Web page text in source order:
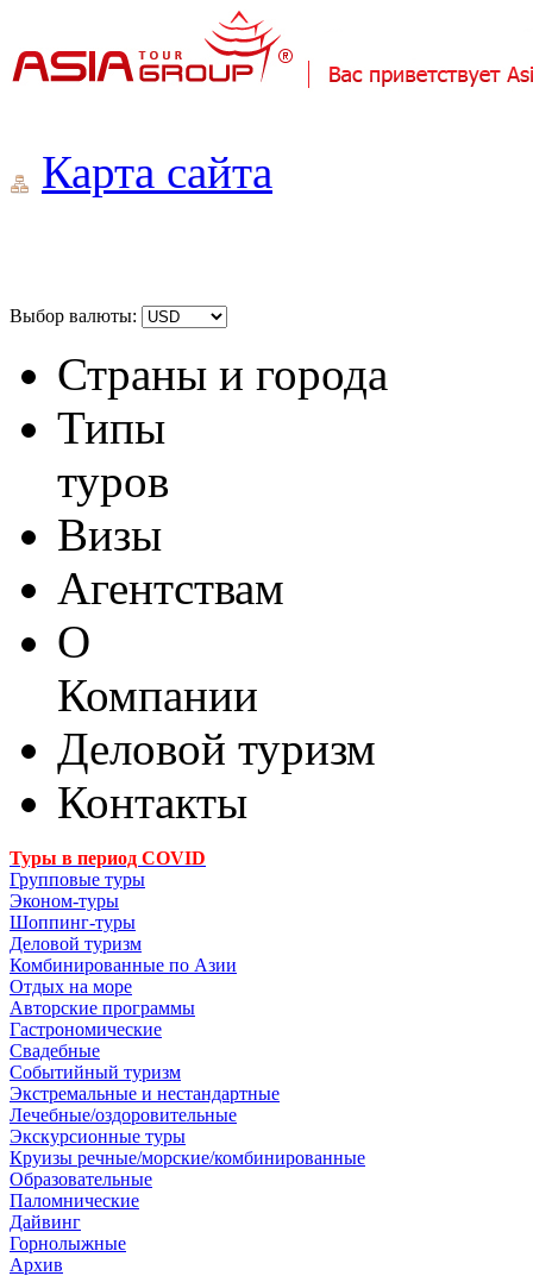
Карта сайта
Выбор валюты:
Страны и города
Типы
туров
Визы
Агентствам
О
Компании
Деловой туризм
Контакты
Туры в период COVID
Групповые туры
Эконом-туры
Шоппинг-туры
Деловой туризм
Комбинированные по Азии
Отдых на море
Авторские программы
Гастрономические
Свадебные
Событийный туризм
Экстремальные и нестандартные
Лечебные/оздоровительные
Экскурсионные туры
Круизы речные/морские/комбинированные
Образовательные
Паломнические
Дайвинг
Горнолыжные
Архив